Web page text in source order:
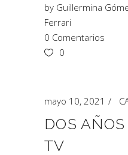
by Guillermina
Ferrari
0 Comentarios
0
mayo 10, 2021
DOS
TV